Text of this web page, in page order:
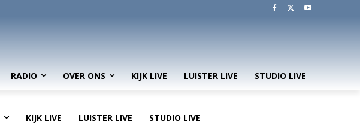
RADIO OVER ONS KIJK LIVE LUISTER LIVE STUDIO LIVE
KIJK LIVE LUISTER LIVE STUDIO LIVE